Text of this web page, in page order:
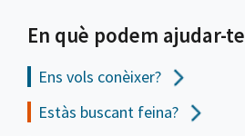
En què podem ajudar-te
Ens vols conèixer?
Estàs buscant feina?